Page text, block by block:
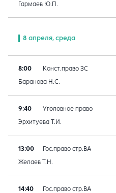
Гармаев Ю.П.
8 апреля, среда
8:00 Конст.право ЗС
Баранова Н.С.
9:40 Уголовное право
Эрхитуева Т.И.
13:00 Гос.право стр.ВА
Желаев Т.Н.
14:40 Гос.право стр.ВА